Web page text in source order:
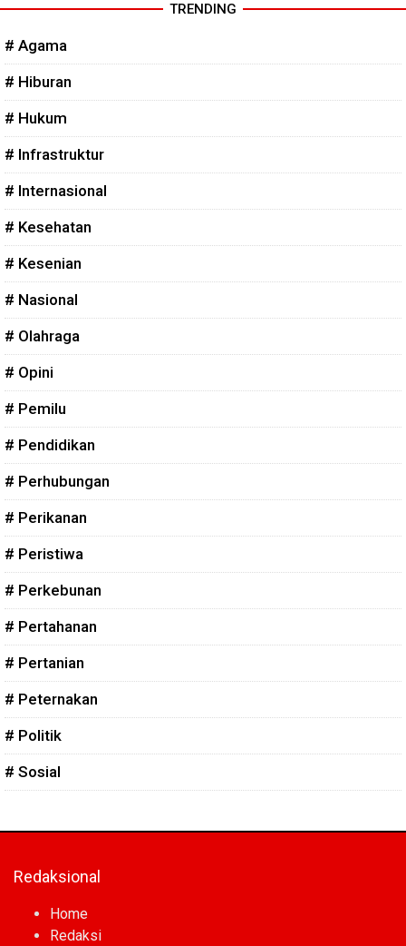
TRENDING
# Agama
# Hiburan
# Hukum
# Infrastruktur
# Internasional
# Kesehatan
# Kesenian
# Nasional
# Olahraga
# Opini
# Pemilu
# Pendidikan
# Perhubungan
# Perikanan
# Peristiwa
# Perkebunan
# Pertahanan
# Pertanian
# Peternakan
# Politik
# Sosial
Redaksional
Home
Redaksi